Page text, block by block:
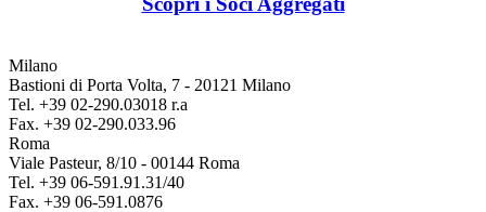
Milano
Bastioni di Porta Volta, 7 - 20121 Milano
Tel. +39 02-290.03018 r.a
Fax. +39 02-290.033.96
Roma
Viale Pasteur, 8/10 - 00144 Roma
Tel. +39 06-591.91.31/40
Fax. +39 06-591.0876